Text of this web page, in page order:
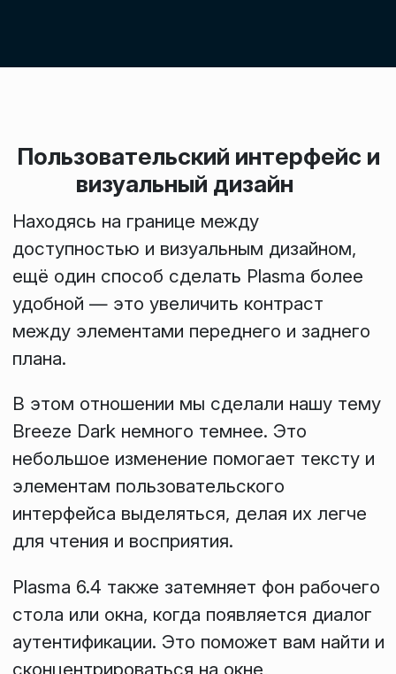
Пользовательский интерфейс и
визуальный дизайн
Находясь на границе между
доступностью и визуальным дизайном,
ещё один способ сделать Plasma более
удобной — это увеличить контраст
между элементами переднего и заднего
плана.
В этом отношении мы сделали нашу тему
Breeze Darkнемного темнее. Это
небольшое изменение помогает тексту и
элементам пользовательского
интерфейса выделяться, делая их легче
для чтения и восприятия.
Plasma 6.4 также затемняет фон рабочего
стола или окна, когда появляется диалог
аутентификации. Это поможет вам найти и
сконцентрироваться на окне,